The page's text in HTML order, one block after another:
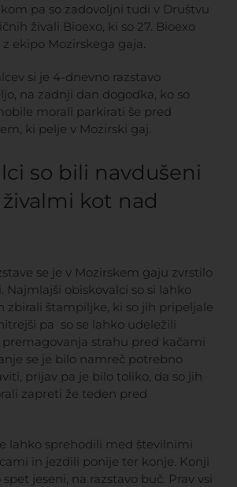
pa so zadovoljni tudi v Društvu
živali Bioexo, ki so 27. Bioexo
ekipo Mozirskega gaja.
si je 4-dnevno razstavo
na zadnji dan dogodka, ko so
morali parkirati še pred
ki pelje v Mozirski gaj.
so bili navdušeni
kot nad
se je v Mozirskem gaju zvrstilo
Najmlajši obiskovalci so si lahko
zbirali štampiljke, ki so jih pripeljale
pa so se lahko udeležili
premagovanja strahu pred kačami
se je bilo namreč potrebno
prijav pa je bilo toliko, da so jih
zapreti že teden pred
lahko sprehodili med številnimi
in jezdili ponije ter konje. Konji
jeseni, na razstavo buč. Prav vsi